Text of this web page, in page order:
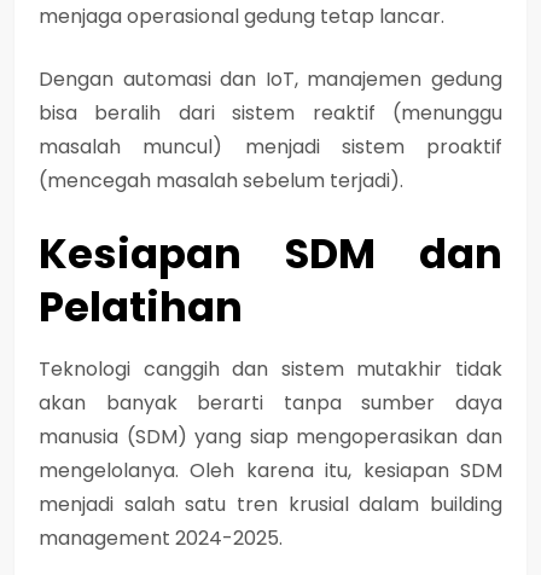
menjaga operasional gedung tetap lancar.
Dengan automasi dan IoT, manajemen gedung
bisa beralih dari sistem reaktif (menunggu
masalah muncul) menjadi sistem proaktif
(mencegah masalah sebelum terjadi).
Kesiapan SDM dan
Pelatihan
Teknologi canggih dan sistem mutakhir tidak
akan banyak berarti tanpa sumber daya
manusia (SDM) yang siap mengoperasikan dan
mengelolanya. Oleh karena itu, kesiapan SDM
menjadi salah satu tren krusial dalam building
management 2024-2025.